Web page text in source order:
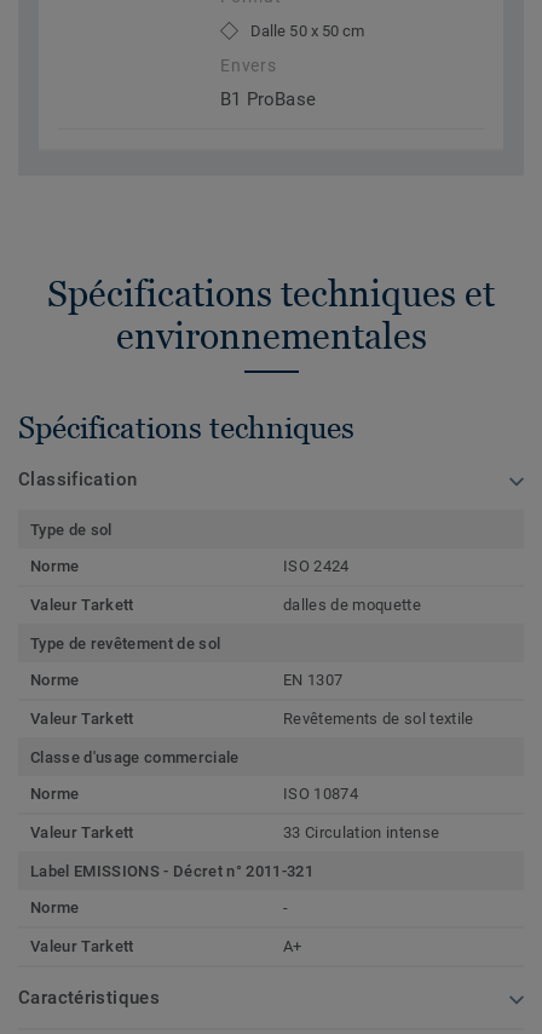
Dalle 50 x 50 cm
Envers
B1 ProBase
Spécifications techniques et
environnementales
Spécifications techniques
Classification
Type de sol
Norme
ISO 2424
Valeur Tarkett dalles de moquette
Type de revêtement de sol
Norme
EN 1307
Valeur Tarkett Revêtements de sol textile
Classe d'usage commerciale
Norme
ISO 10874
Valeur Tarkett 33 Circulation intense
Label EMISSIONS - Décret n° 2011-321
Norme
-
Valeur Tarkett A+
Caractéristiques